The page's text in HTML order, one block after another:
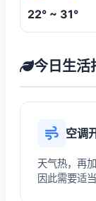
22° ~ 31°
今日生活
空调
天气热，再
因此需要适